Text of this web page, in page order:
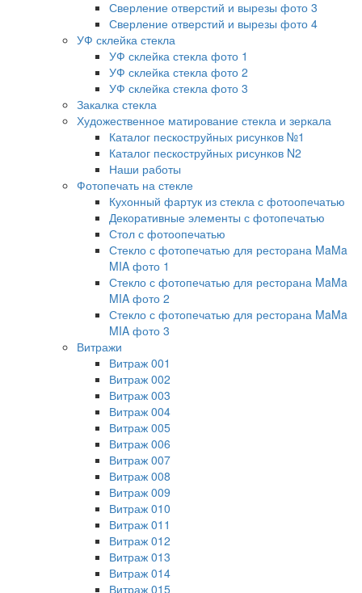
Сверление отверстий и вырезы фото 3
Сверление отверстий и вырезы фото 4
УФ склейка стекла
УФ склейка стекла фото 1
УФ склейка стекла фото 2
УФ склейка стекла фото 3
Закалка стекла
Художественное матирование стекла и зеркала
Каталог пескоструйных рисунков №1
Каталог пескоструйных рисунков N2
Наши работы
Фотопечать на стекле
Кухонный фартук из стекла с фотоопечатью
Декоративные элементы с фотопечатью
Стол с фотоопечатью
Стекло с фотопечатью для ресторана MaMa
MIA фото 1
Стекло с фотопечатью для ресторана MaMa
MIA фото 2
Стекло с фотопечатью для ресторана MaMa
MIA фото 3
Витражи
Витраж 001
Витраж 002
Витраж 003
Витраж 004
Витраж 005
Витраж 006
Витраж 007
Витраж 008
Витраж 009
Витраж 010
Витраж 011
Витраж 012
Витраж 013
Витраж 014
Витраж 015